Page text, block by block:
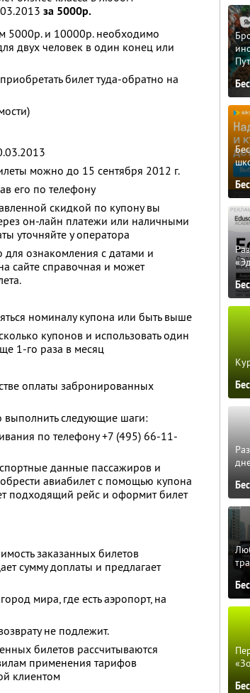
за 5000р.
5000р. и 10000р. необходимо
двух человек в один конец или
билет туда-обратно на
можно до 15 сентября 2012 г.
его по телефону
скидкой по купону вы
он-лайн платежи или наличными
уточняйте у оператора
для ознакомления с датами и
сайте справочная и может
номиналу купона или быть выше
купонов и использовать один
1-го раза в месяц
оплаты забронированных
выполнить следующие шаги:
по телефону +7 (495) 66-11-
данные пассажиров и
авиабилет с помощью купона
подходящий рейс и оформит билет
заказанных билетов
сумму доплаты и предлагает
мира, где есть аэропорт, на
не подлежит.
билетов рассчитываются
применения тарифов
клиентом